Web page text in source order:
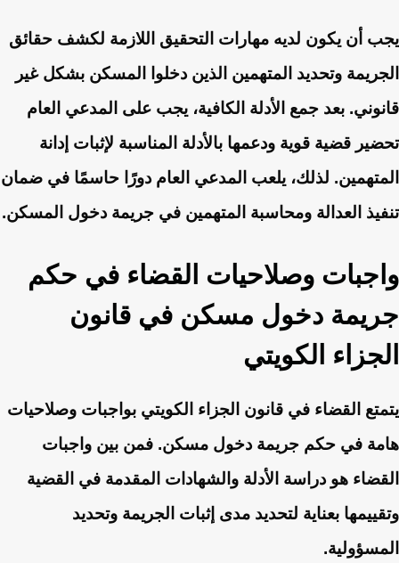
يجب أن يكون لديه مهارات التحقيق اللازمة لكشف حقائق
الجريمة وتحديد المتهمين الذين دخلوا المسكن بشكل غير
قانوني. بعد جمع الأدلة الكافية، يجب على المدعي العام
تحضير قضية قوية ودعمها بالأدلة المناسبة لإثبات إدانة
المتهمين. لذلك، يلعب المدعي العام دورًا حاسمًا في ضمان
تنفيذ العدالة ومحاسبة المتهمين في جريمة دخول المسكن.
واجبات وصلاحيات القضاء في حكم
جريمة دخول مسكن في قانون
الجزاء الكويتي
يتمتع القضاء في قانون الجزاء الكويتي بواجبات وصلاحيات
هامة في حكم جريمة دخول مسكن. فمن بين واجبات
القضاء هو دراسة الأدلة والشهادات المقدمة في القضية
وتقييمها بعناية لتحديد مدى إثبات الجريمة وتحديد
المسؤولية.